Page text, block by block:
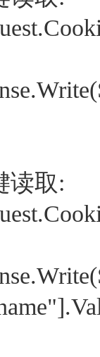
读取: